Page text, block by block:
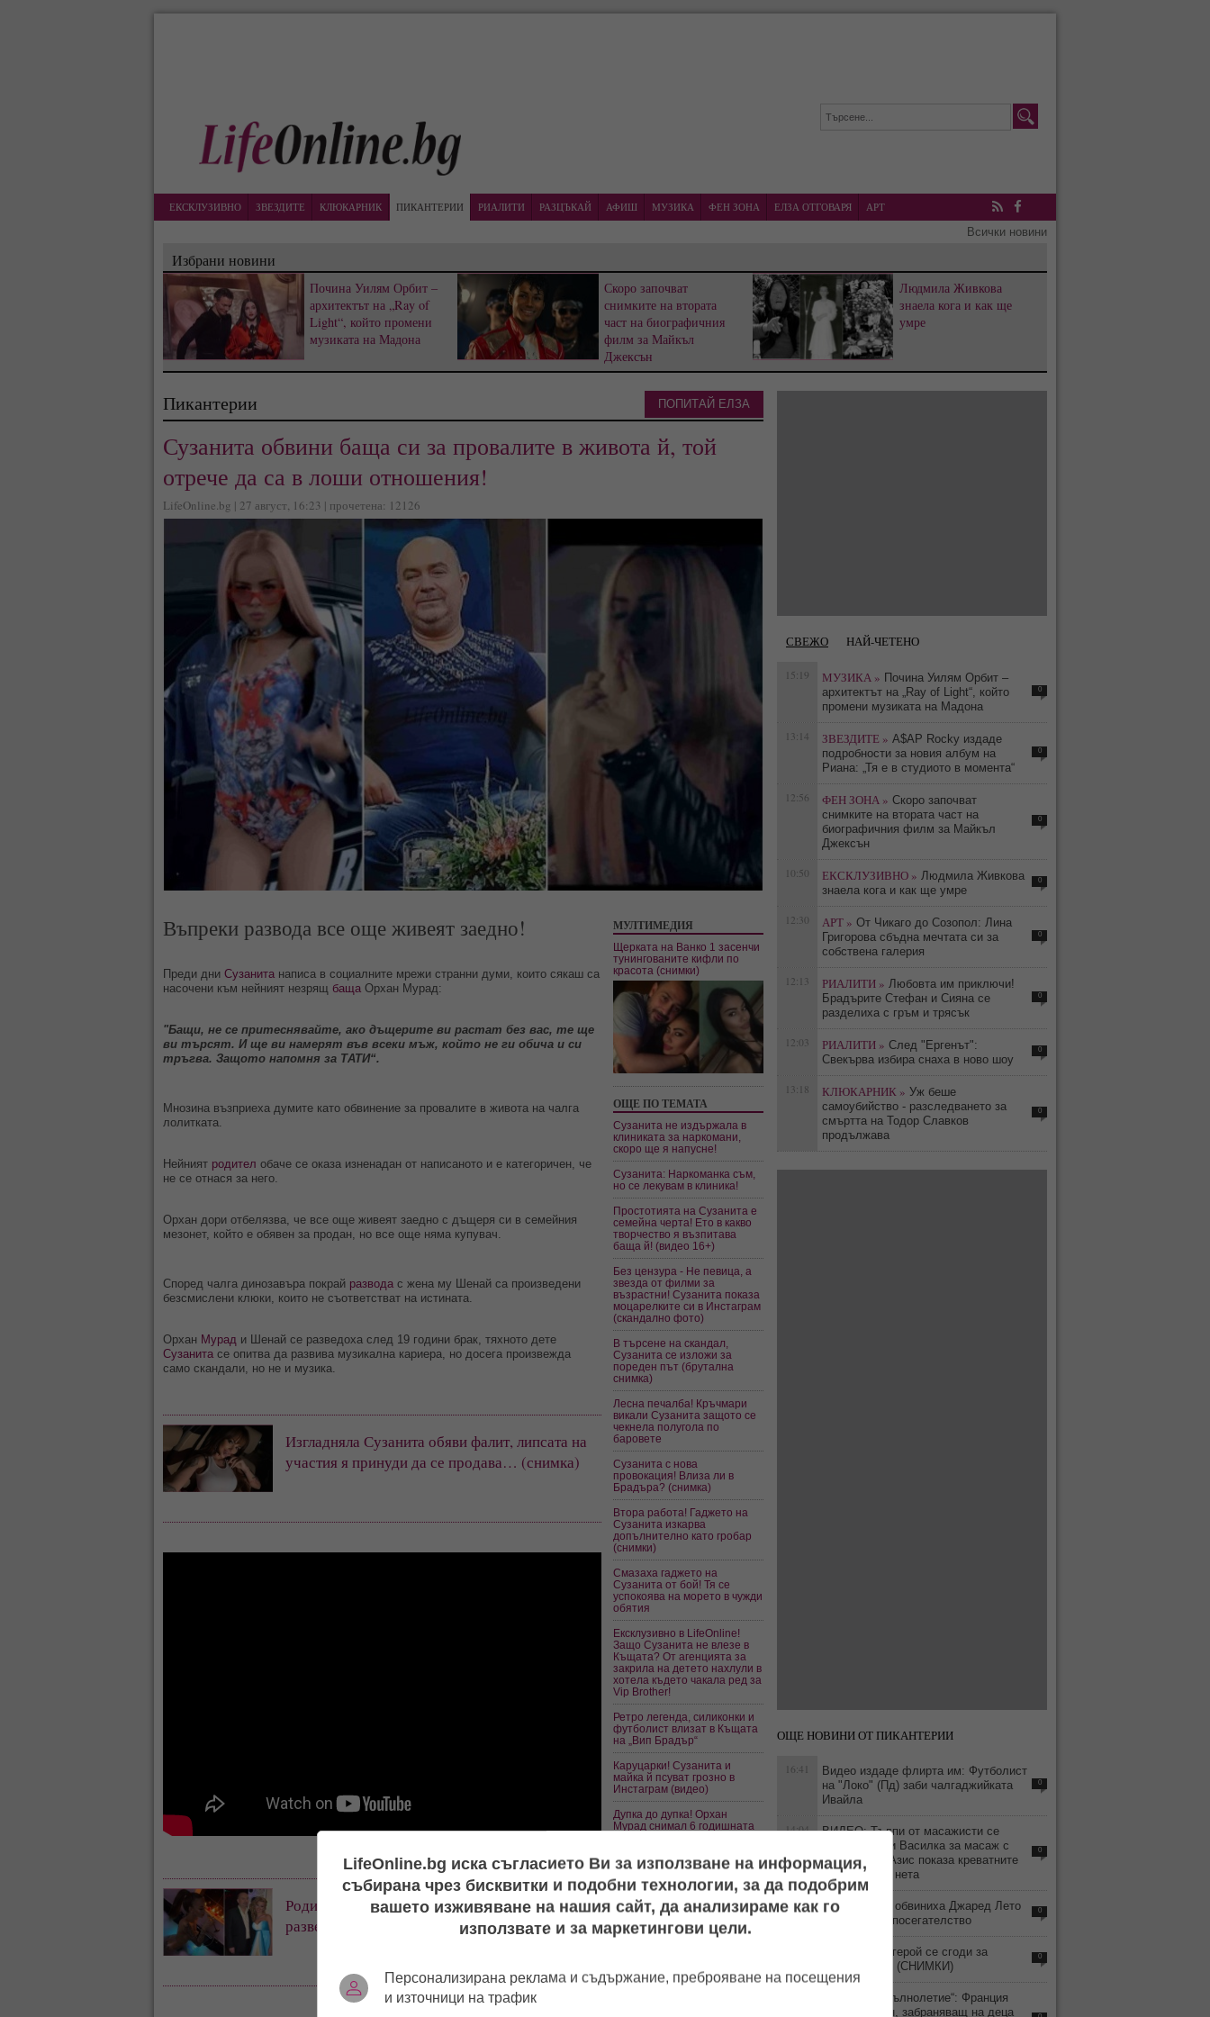
ЕКСКЛУЗИВНО ЗВЕЗДИТЕ КЛЮКАРНИК ПИКАНТЕРИИ РИАЛИТИ РАЗЦЪКАЙ АФИШ МУЗИКА ФЕН ЗОНА ЕЛЗА ОТГОВАРЯ
АРТ
RSS Facebook
Всички новини
Избрани новини
Почина Уилям Орбит –
архитектът на „Ray of
Light“, който промени
музиката на Мадона
Скоро започват
снимките на втората
част на биографичния
филм за Майкъл
Джексън
Людмила Живкова
знаела кога и как ще
умре
Пикантерии
Сузанита обвини баща си за провалите в живота й, той
отрече да са в лоши отношения!
LifeOnline.bg | 27 август, 16:23 | прочетена: 12126
Въпреки развода все още живеят заедно!
Преди дни Сузанита написа в социалните мрежи странни думи, които сякаш са
насочени към нейният незрящ баща Орхан Мурад:
"Бащи, не се притеснявайте, ако дъщерите ви растат без вас, те ще
ви търсят. И ще ви намерят във всеки мъж, който не ги обича и си
тръгва. Защото напомня за ТАТИ“.
Мнозина възприеха думите като обвинение за провалите в живота на чалга
лолитката.
Нейният родител обаче се оказа изненадан от написаното и е категоричен, че
не се отнася за него.
Орхан дори отбелязва, че все още живеят заедно с дъщеря си в семейния
мезонет, който е обявен за продан, но все още няма купувач.
Според чалга динозавъра покрай развода с жена му Шенай са произведени
безсмислени клюки, които не съответстват на истината.
Орхан Мурад и Шенай се разведоха след 19 години брак, тяхното дете
Сузанита се опитва да развива музикална кариера, но досега произвежда
само скандали, но не и музика.
Изгладняла Сузанита обяви фалит, липсата на
участия я принуди да се продава… (снимка)
Родителите на Сузанита официално се
разведоха
МУЛТИМЕДИЯ
Щерката на Ванко 1 засенчи
тунингованите кифли по
красота (снимки)
ОЩЕ ПО ТЕМАТА
Сузанита не издържала в
клиниката за наркомани,
скоро ще я напусне!
Сузанита: Наркоманка съм,
но се лекувам в клиника!
Простотията на Сузанита е
семейна черта! Ето в какво
творчество я възпитава
баща й! (видео 16+)
Без цензура - Не певица, а
звезда от филми за
възрастни! Сузанита показа
моцарелките си в Инстаграм
(скандално фото)
В търсене на скандал,
Сузанита се изложи за
пореден път (брутална
снимка)
Лесна печалба! Кръчмари
викали Сузанита защото се
чекнела полугола по
баровете
Сузанита с нова
провокация! Влиза ли в
Брадъра? (снимка)
Втора работа! Гаджето на
Сузанита изкарва
допълнително като гробар
(снимки)
Смазаха гаджето на
Сузанита от бой! Тя се
успокоява на морето в чужди
обятия
Ексклузивно в LifeOnline!
Защо Сузанита не влезе в
Къщата? От агенцията за
закрила на детето нахлули в
хотела където чакала ред за
Vip Brother!
Ретро легенда, силиконки и
футболист влизат в Къщата
на „Вип Брадър“
Каруцарки! Сузанита и
майка й псуват грозно в
Инстаграм (видео)
Дупка до дупка! Орхан
Мурад снимал 6 годишната
ПОПИТАЙ ЕЛЗА
СВЕЖО НАЙ-ЧЕТЕНО
15:19 МУЗИКА » Почина Уилям Орбит –
архитектът на „Ray of Light“, който
промени музиката на Мадона
0
13:14 ЗВЕЗДИТЕ » A$AP Rocky издаде
подробности за новия албум на
Риана: „Тя е в студиото в момента“
0
12:56 ФЕН ЗОНА » Скоро започват
снимките на втората част на
биографичния филм за Майкъл
Джексън
0
10:50 ЕКСКЛУЗИВНО » Людмила Живкова
знаела кога и как ще умре
0
12:30 АРТ » От Чикаго до Созопол: Лина
Григорова сбъдна мечтата си за
собствена галерия
0
12:13 РИАЛИТИ » Любовта им приключи!
Брадърите Стефан и Сияна се
разделиха с гръм и трясък
0
12:03 РИАЛИТИ » След "Ергенът":
Свекърва избира снаха в ново шоу
0
13:18 КЛЮКАРНИК » Уж беше
самоубийство - разследването за
смъртта на Тодор Славков
продължава
0
ОЩЕ НОВИНИ ОТ ПИКАНТЕРИИ
16:41
Видео издаде флирта им: Футболист
на "Локо" (Пд) заби чалгаджийката
Ивайла
0
14:04
ВИДЕО: Тълпи от масажисти се
изреждат при Василка за масаж с
„хепи енд“ - Азис показа креватните
си истории в нета
0
16:47
Четири жени обвиниха Джаред Лето
в сексуално посегателство
0
Волейболен герой се сгоди за
гимнастичка! (СНИМКИ)
0
„Дигитално пълнолетие“: Франция
приема закон, забраняващ на деца
LifeOnline.bg иска съгласието Ви за използване на информация,
събирана чрез бисквитки и подобни технологии, за да подобрим
вашето изживяване на нашия сайт, да анализираме как го
използвате и за маркетингови цели.
Персонализирана реклама и съдържание, преброяване на посещения
и източници на трафик